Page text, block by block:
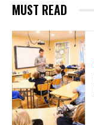
MUST READ